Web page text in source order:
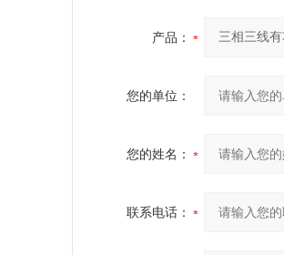
产品：
您的单位：
您的姓名：
联系电话：